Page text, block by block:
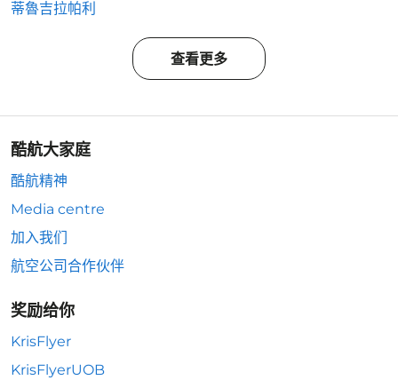
蒂魯吉拉帕利
查看更多
酷航大家庭
酷航精神
Media centre
加入我们
航空公司合作伙伴
奖励给你
KrisFlyer
KrisFlyerUOB